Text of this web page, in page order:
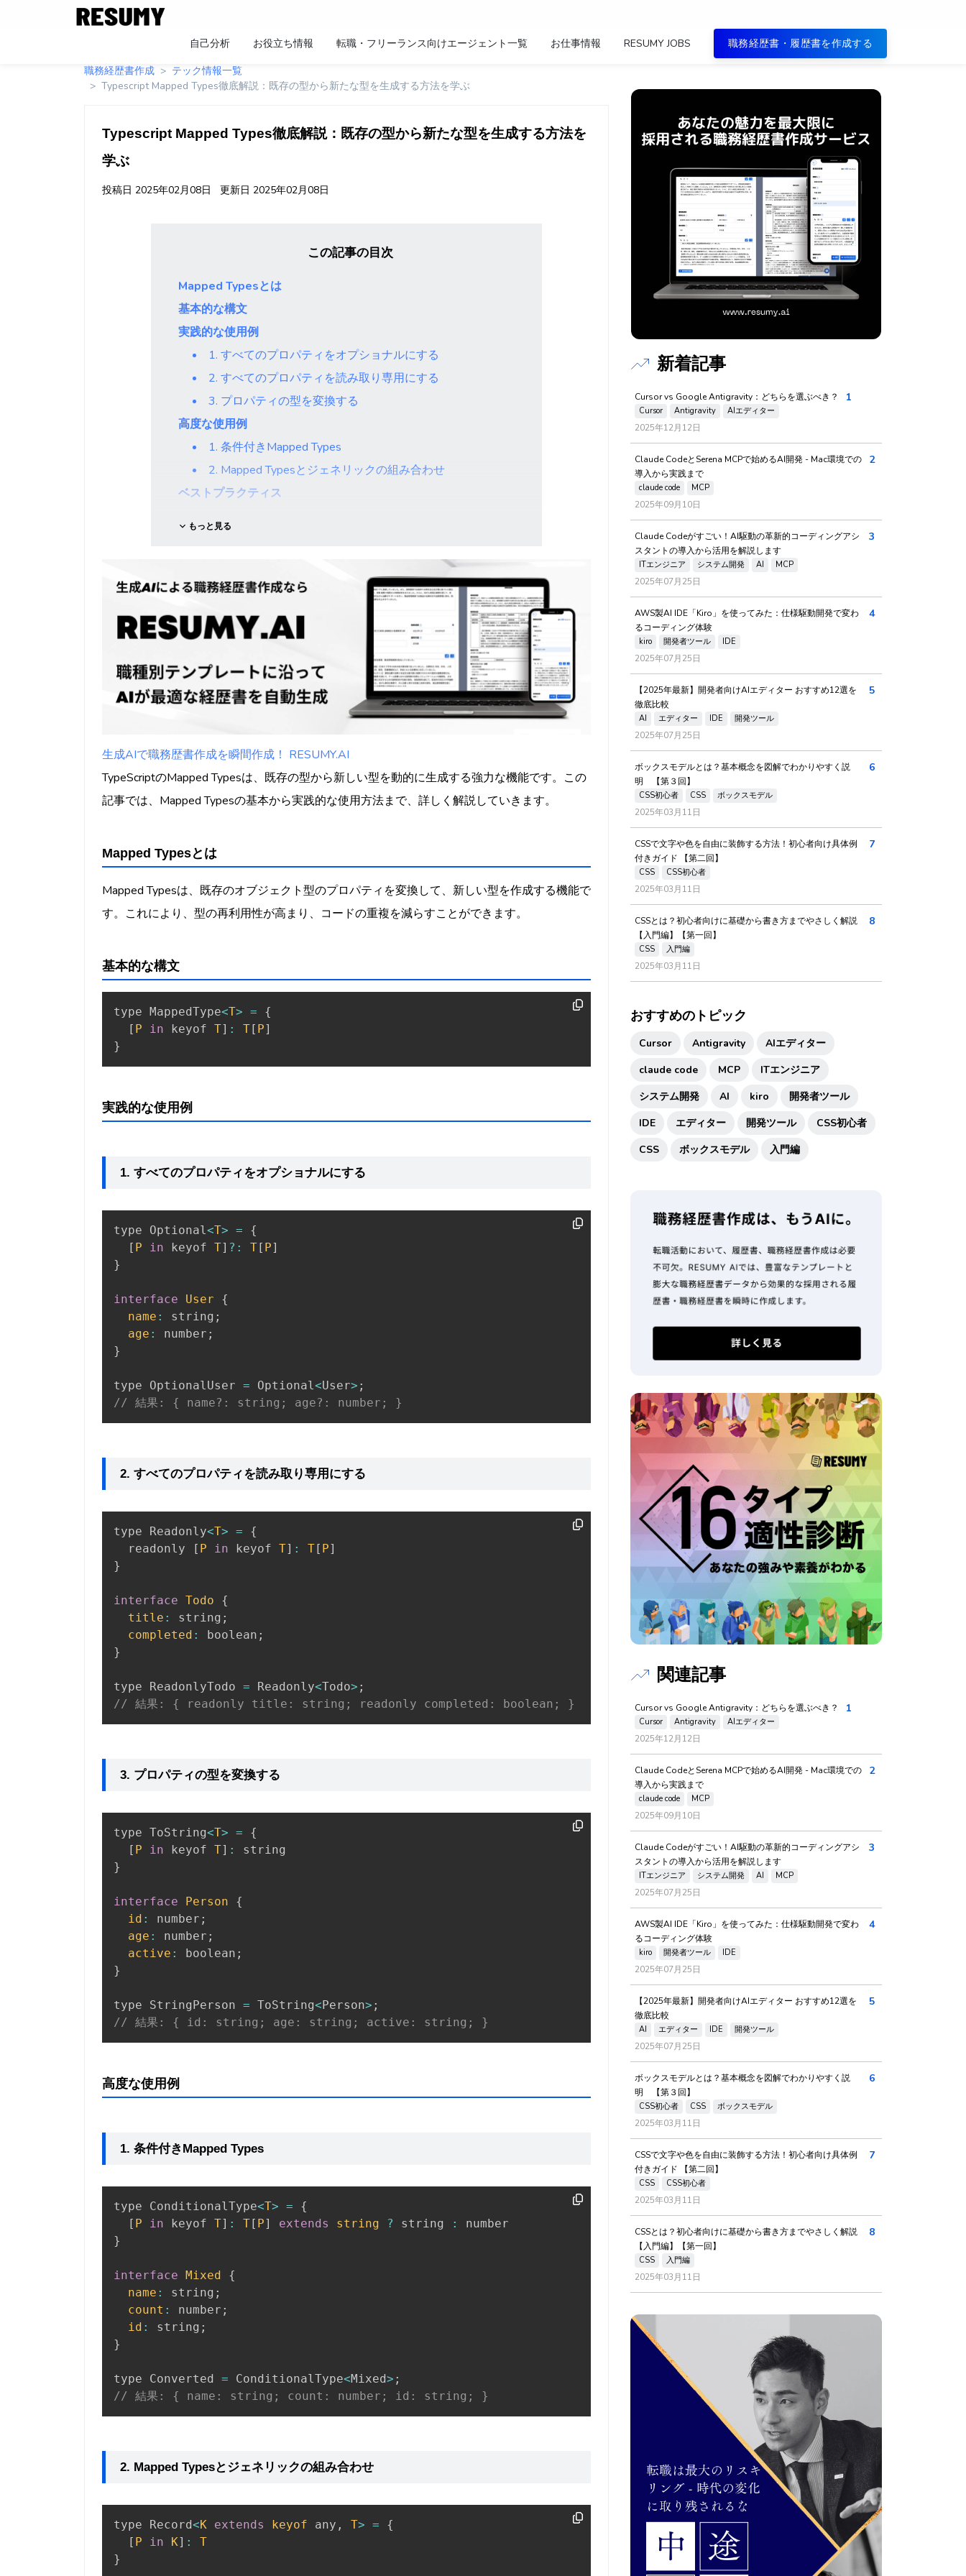
自己分析 お役立ち情報 転職・フリーランス向けエージェント一覧 お仕事情報 RESUMY JOBS
職務経歴書・履歴書を作成する
職務経歴書作成
テック情報一覧
Typescript Mapped Types徹底解説：既存の型から新たな型を生成する方法を学ぶ
Typescript Mapped Types徹底解説：既存の型から新たな型を生成する方法を
学ぶ
投稿日 2025年02月08日 更新日 2025年02月08日
この記事の目次
Mapped Typesとは
基本的な構文
実践的な使用例
1. すべてのプロパティをオプショナルにする
2. すべてのプロパティを読み取り専用にする
3. プロパティの型を変換する
高度な使用例
1. 条件付きMapped Types
2. Mapped Typesとジェネリックの組み合わせ
ベストプラクティス
まとめ
もっと見る
生成AIで職務歴書作成を瞬間作成！ RESUMY.AI
TypeScriptのMapped Typesは、既存の型から新しい型を動的に生成する強力な機能です。この
記事では、Mapped Typesの基本から実践的な使用方法まで、詳しく解説していきます。
Mapped Typesとは
Mapped Typesは、既存のオブジェクト型のプロパティを変換して、新しい型を作成する機能で
す。これにより、型の再利用性が高まり、コードの重複を減らすことができます。
基本的な構文
type MappedType<T> =
{
[ P in keyof T] : T [ P]
}
実践的な使用例
1. すべてのプロパティをオプショナルにする
type Optional<T> =
{
[ P in keyof T] ? : T [ P]
}
interface User
{
name : string ;
age : number ;
}
type OptionalUser = Optional<User> ;
// 結果: { name?: string; age?: number; }
2. すべてのプロパティを読み取り専用にする
type Readonly<T> =
{
  readonly
[ P in keyof T] : T [ P]
}
interface Todo
{
title : string ;
completed : boolean ;
}
type ReadonlyTodo = Readonly<Todo> ;
// 結果: { readonly title: string; readonly completed: boolean; }
3. プロパティの型を変換する
type ToString<T> =
{
[ P in keyof T] :
}
interface Person
{
id : number ;
age : number ;
active : boolean ;
}
type StringPerson = ToString< Person> ;
// 結果: { id: string; age: string; active: string; }
高度な使用例
1. 条件付きMapped Types
type ConditionalType<T> =
{
[ P in keyof T] : T [ P] extends string ? string :
}
interface Mixed
{
name : string ;
count : number ;
id : string ;
}
type Converted = ConditionalType<Mixed> ;
// 結果: { name: string; count: number; id: string; }
2. Mapped Typesとジェネリックの組み合わせ
type Record<K extends keyof any , T> =
{
[ P in K] :
T
}
新着記事
Cursor vs Google Antigravity：どちらを選ぶべき？
Cursor Antigravity AIエディター
2025年12月12日
1
Claude CodeとSerena MCPで始めるAI開発 - Mac環境での
導入から実践まで
claude code MCP
2025年09月10日
2
Claude Codeがすごい！AI駆動の革新的コーディングアシ
スタントの導入から活用を解説します
ITエンジニア システム開発 AI MCP
2025年07月25日
3
AWS製AI IDE「Kiro」を使ってみた：仕様駆動開発で変わ
るコーディング体験
kiro 開発者ツール IDE
2025年07月25日
4
【2025年最新】開発者向けAIエディター おすすめ12選を
徹底比較
AI エディター IDE 開発ツール
2025年07月25日
5
ボックスモデルとは？基本概念を図解でわかりやすく説
明 【第３回】
CSS初心者 CSS ボックスモデル
2025年03月11日
6
CSSで文字や色を自由に装飾する方法！初心者向け具体例
付きガイド 【第二回】
CSS CSS初心者
2025年03月11日
7
CSSとは？初心者向けに基礎から書き方までやさしく解説
【入門編】【第一回】
CSS 入門編
2025年03月11日
8
おすすめのトピック
Cursor Antigravity
AIエディター
claude code
MCP
ITエンジニア
システム開発
AI kiro
開発者ツール
IDE
エディター 開発ツール
CSS初心者
CSS
ボックスモデル 入門編
関連記事
Cursor vs Google Antigravity：どちらを選ぶべき？
Cursor Antigravity AIエディター
2025年12月12日
1
Claude CodeとSerena MCPで始めるAI開発 - Mac環境での
導入から実践まで
claude code MCP
2025年09月10日
2
Claude Codeがすごい！AI駆動の革新的コーディングアシ
スタントの導入から活用を解説します
ITエンジニア システム開発 AI MCP
2025年07月25日
3
AWS製AI IDE「Kiro」を使ってみた：仕様駆動開発で変わ
るコーディング体験
kiro 開発者ツール IDE
2025年07月25日
4
【2025年最新】開発者向けAIエディター おすすめ12選を
徹底比較
AI エディター IDE 開発ツール
2025年07月25日
5
ボックスモデルとは？基本概念を図解でわかりやすく説
明 【第３回】
CSS初心者 CSS ボックスモデル
2025年03月11日
6
CSSで文字や色を自由に装飾する方法！初心者向け具体例
付きガイド 【第二回】
CSS CSS初心者
2025年03月11日
7
CSSとは？初心者向けに基礎から書き方までやさしく解説
【入門編】【第一回】
CSS 入門編
2025年03月11日
8